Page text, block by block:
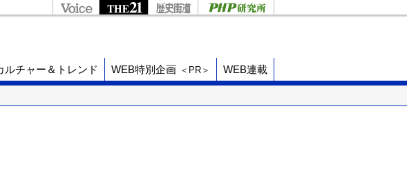
ルチャー＆トレンド WEB特別企画 ＜PR＞ WEB連載